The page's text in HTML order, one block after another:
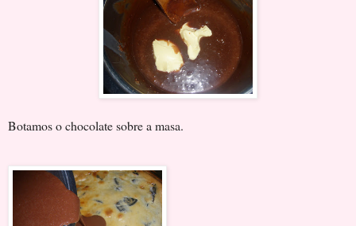
Botamos o chocolate sobre a masa.